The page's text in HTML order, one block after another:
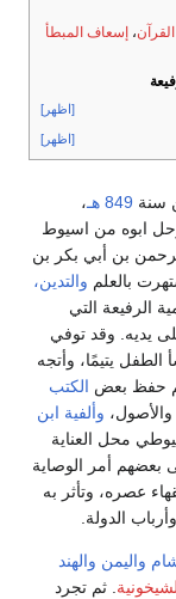
، إسعاف المبطأ
[اظهر]
[اظهر]
سنة 849 هـ
،
ابوه من اسيوط
بن أبي بكر بن
بالعلم والتدين،
الرفيعة التي
يديه. وقد توفي
يتيمًا، وأتجه
ثم حفظ بعض الكتب
والأصول، وألفية ابن
محل العناية
بعضهم أمر الوصاية
عصره، وتأثر به
الدولة.
واليمن والهند
. ثم تجرد